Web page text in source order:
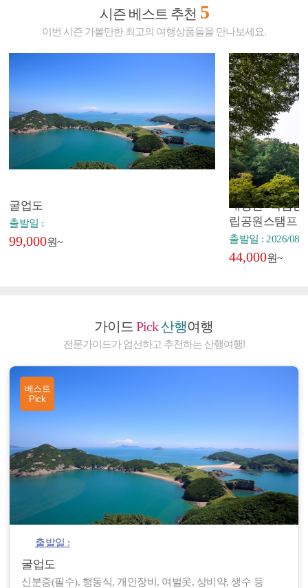
시즌 베스트 추천 5
이번 시즌 가볼만한 최고의 여행상품들을 만나보세요.
굴업도
출발일 :
99,000원~
내장산+백암산
립공원스탬프
출발일 : 2026/08/
44,000원~
가이드Pick 산행여행
전문가이드가 엄선하고 추천하는 산행여행!
베스트
Pick
출발일 :
굴업도
신분증(필수), 행동식, 개인장비, 여벌옷, 상비약, 생수 등